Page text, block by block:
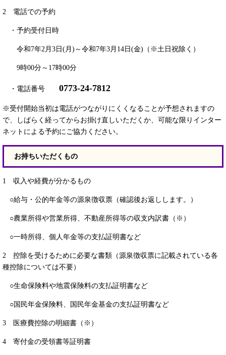
2 電話での予約
・予約受付日時
令和7年2月3日(月)～令和7年3月14日(金)（※土日祝除く）
9時00分～17時00分
・電話番号 0773-24-7812
※受付開始当初は電話がつながりにくくなることが予想されますの
で、しばらく経ってからお掛け直しいただくか、可能な限りインター
ネットによる予約にご協力ください。
お持ちいただくもの
1 収入や経費が分かるもの
○給与・公的年金等の源泉徴収票（確認後お返しします。）
○農業所得や営業所得、不動産所得等の収支内訳書（※）
○一時所得、個人年金等の支払証明書など
2 控除を受けるために必要な書類（源泉徴収票に記載されている各
種控除については不要）
○生命保険料や地震保険料の支払証明書など
○国民年金保険料、国民年金基金の支払証明書など
3 医療費控除の明細書（※）
4 寄付金の受領書等証明書